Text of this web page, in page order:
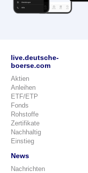
live.deutsche-
boerse.com
Aktien
Anleihen
ETF/ETP
Fonds
Rohstoffe
Zertifikate
Nachhaltig
Einstieg
News
Nachrichten